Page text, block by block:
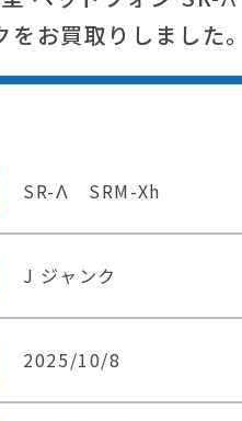
お買取りしました。
SR-Λ SRM-Xh
J ジャンク
2025/10/8